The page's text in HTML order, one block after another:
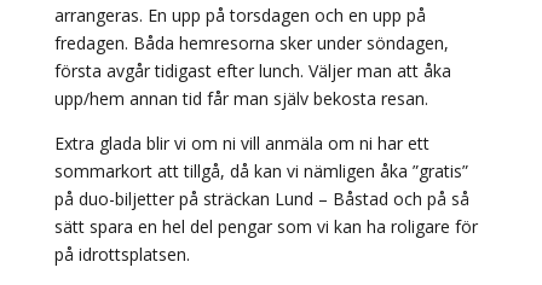
arrangeras. En upp på torsdagen och en upp på
fredagen. Båda hemresorna sker under söndagen,
första avgår tidigast efter lunch. Väljer man att åka
upp/hem annan tid får man själv bekosta resan.
Extra glada blir vi om ni vill anmäla om ni har ett
sommarkort att tillgå, då kan vi nämligen åka ”gratis”
på duo-biljetter på sträckan Lund – Båstad och på så
sätt spara en hel del pengar som vi kan ha roligare för
på idrottsplatsen.